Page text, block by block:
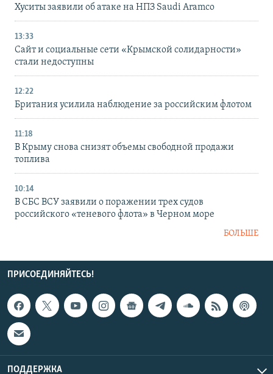
Хуситы заявили об атаке на НПЗ Saudi Aramco
13:33
Сайт и социальные сети «Крымской солидарности»
стали недоступны
12:22
Британия усилила наблюдение за российским флотом
11:18
В Крыму снова снизят объемы свободной продажи
топлива
10:14
В СБС ВСУ заявили о поражении трех судов
российского «теневого флота» в Черном море
БОЛЬШЕ
ПРИСОЕДИНЯЙТЕСЬ!
ПОДДЕРЖКА